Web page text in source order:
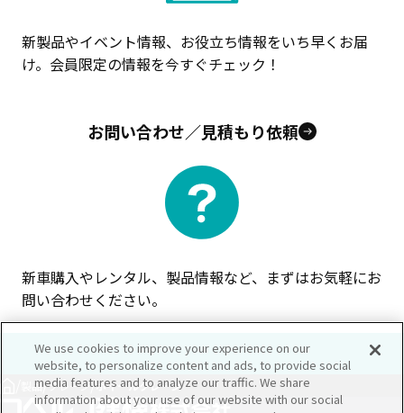
新製品やイベント情報、お役立ち情報をいち早くお届
け。会員限定の情報を今すぐチェック！
お問い合わせ／見積もり依頼
新車購入やレンタル、製品情報など、まずはお気軽にお
問い合わせください。
製品/クレーン/ホイールクレーン
We use cookies to improve your experience on our
website, to personalize content and ads, to provide social
media features and to analyze our traffic. We share
information about your use of our website with our social